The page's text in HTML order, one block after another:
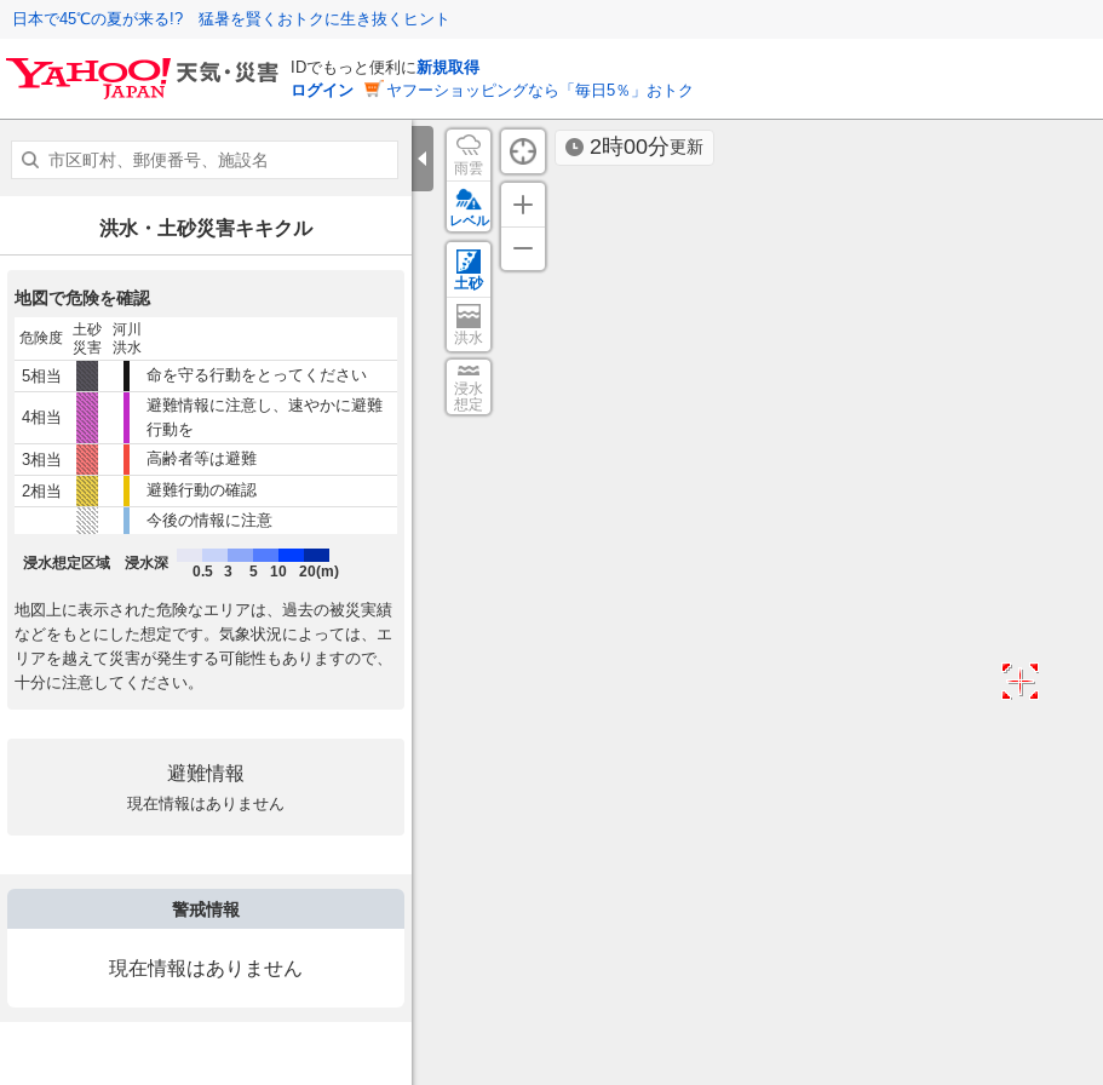
日本で45℃の夏が来る!? 猛暑を賢くおトクに生き抜くヒント
IDでもっと便利に新規取得
ログイン
ヤフーショッピングなら「毎日5％」おトク
2時00分更新
雨雲
レベル
土砂
洪水
浸水
想定
洪水・土砂災害キキクル
地図で危険を確認
危険度 土砂
災害
河川
洪水
5相当 命を守る行動をとってください
4相当
避難情報に注意し、速やかに避難
行動を
3相当
高齢者等は避難
2相当
避難行動の確認
今後の情報に注意
浸水想定区域 浸水深
0.5 3 5 10 20(m)
地図上に表示された危険なエリアは、過去の被災実績
などをもとにした想定です。気象状況によっては、エ
リアを越えて災害が発生する可能性もありますので、
十分に注意してください。
避難情報
現在情報はありません
警戒情報
現在情報はありません